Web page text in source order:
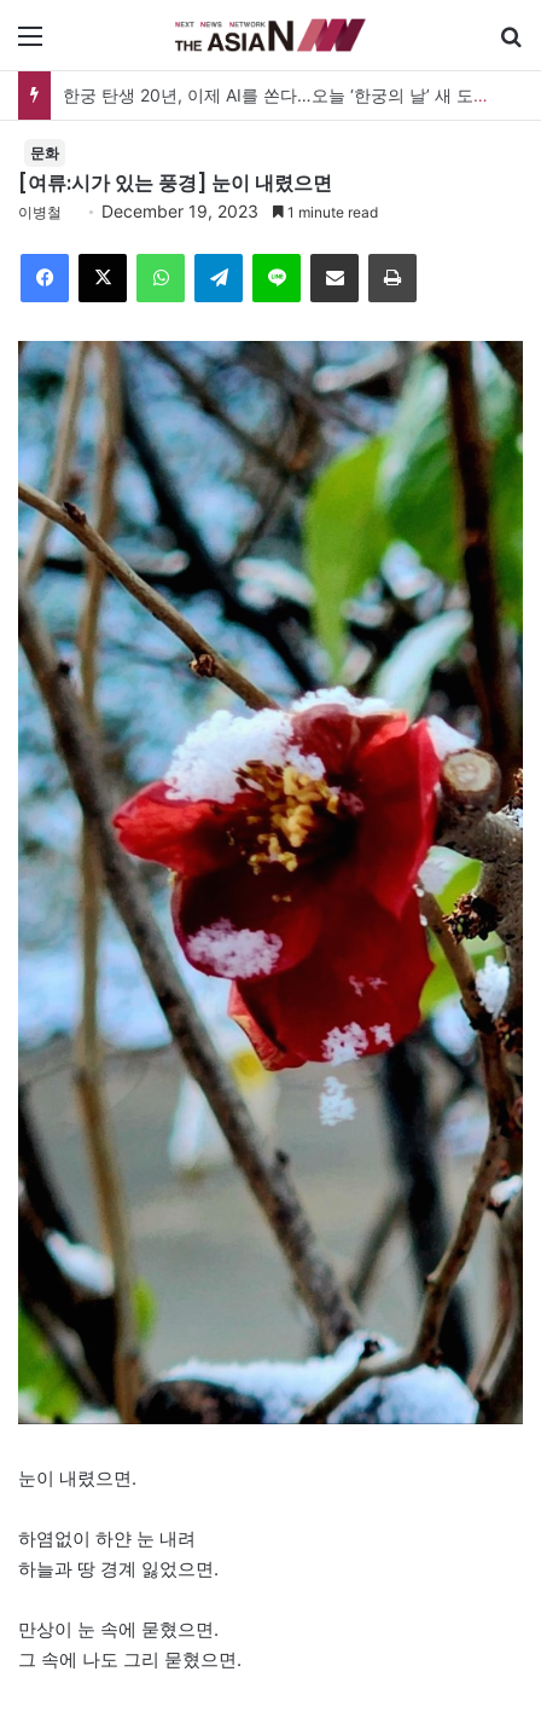
한궁 탄생 20년, 이제 AI를 쏜다…오늘 ‘한궁의 날’ 새 도약 선언
문화
[여류:시가 있는 풍경] 눈이 내렸으면
이병철 December 19, 2023 1 minute read
Telegram 이메일
눈이 내렸으면.
하염없이 하얀 눈 내려
하늘과 땅 경계 잃었으면.
만상이 눈 속에 묻혔으면.
그 속에 나도 그리 묻혔으면.